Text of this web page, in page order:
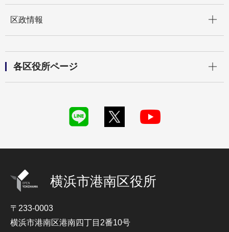
区政情報
各区役所ページ
横浜市港南区役所
〒233-0003
横浜市港南区港南四丁目2番10号